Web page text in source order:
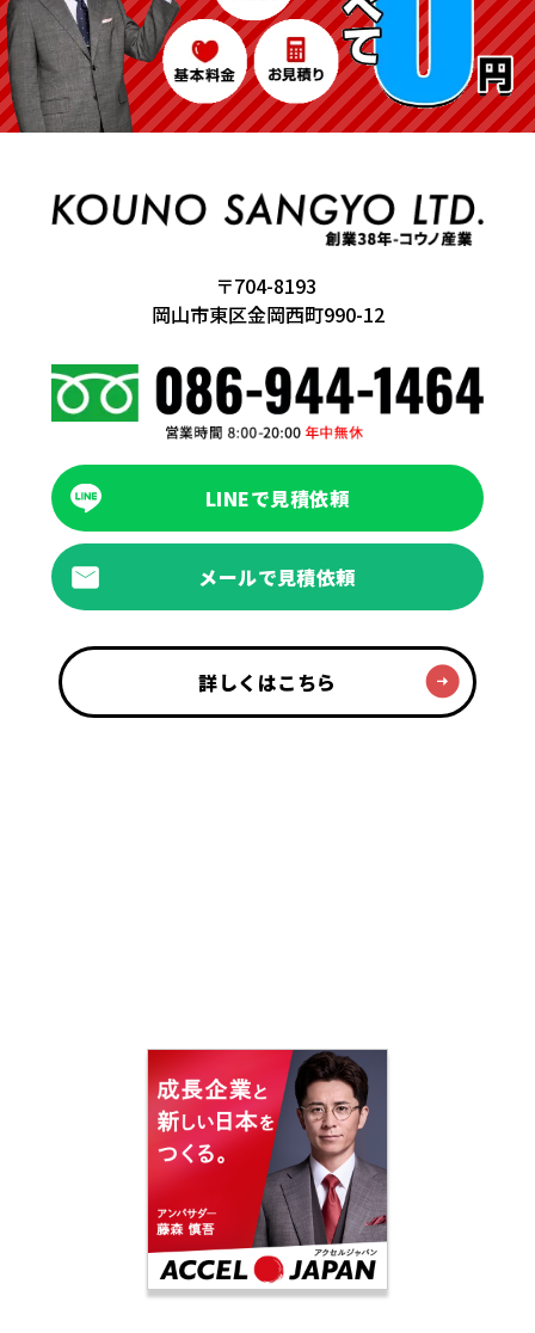
〒704-8193
岡山市東区金岡西町990-12
LINEで見積依頼
メールで見積依頼
詳しくはこちら